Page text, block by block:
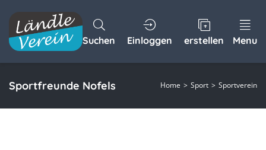
Suchen Einloggen erstellen Menu
Sportfreunde Nofels Home Sport Sportverein